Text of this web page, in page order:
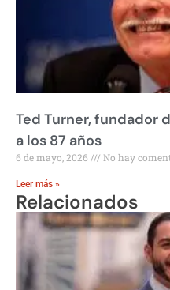
Ted Turner, fundador
a los 87 años
6 de mayo, 2026 No hay
Leer más »
Relacionados